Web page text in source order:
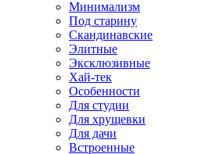
Минимализм
Под старину
Скандинавские
Элитные
Эксклюзивные
Хай-тек
Особенности
Для студии
Для хрущевки
Для дачи
Встроенные